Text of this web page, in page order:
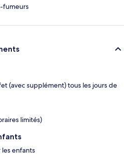
fumeurs
(avec supplément) tous les jours de
limités)
enfants